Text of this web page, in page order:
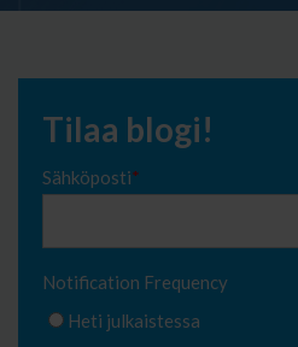
Tilaa blogi!
Sähköposti*
Notification Frequency
Heti julkaistessa